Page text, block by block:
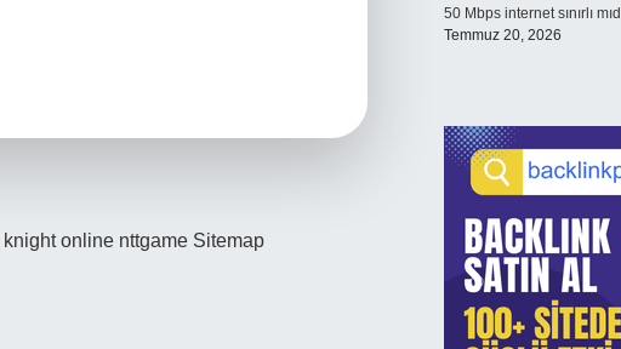
knight online nttgame Sitemap
50 Mbps internet sınırlı
Temmuz 20, 2026